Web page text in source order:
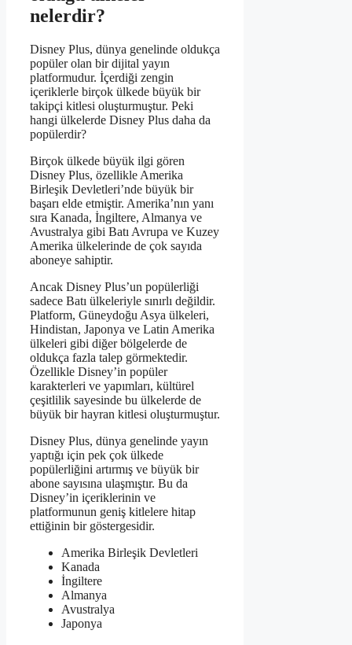
nelerdir?
Disney Plus, dünya genelinde oldukça
popüler olan bir dijital yayın
platformudur. İçerdiği zengin
içeriklerle birçok ülkede büyük bir
takipçi kitlesi oluşturmuştur. Peki
hangi ülkelerde Disney Plus daha da
popülerdir?
Birçok ülkede büyük ilgi gören
Disney Plus, özellikle Amerika
Birleşik Devletleri’nde büyük bir
başarı elde etmiştir. Amerika’nın yanı
sıra Kanada, İngiltere, Almanya ve
Avustralya gibi Batı Avrupa ve Kuzey
Amerika ülkelerinde de çok sayıda
aboneye sahiptir.
Ancak Disney Plus’un popülerliği
sadece Batı ülkeleriyle sınırlı değildir.
Platform, Güneydoğu Asya ülkeleri,
Hindistan, Japonya ve Latin Amerika
ülkeleri gibi diğer bölgelerde de
oldukça fazla talep görmektedir.
Özellikle Disney’in popüler
karakterleri ve yapımları, kültürel
çeşitlilik sayesinde bu ülkelerde de
büyük bir hayran kitlesi oluşturmuştur.
Disney Plus, dünya genelinde yayın
yaptığı için pek çok ülkede
popülerliğini artırmış ve büyük bir
abone sayısına ulaşmıştır. Bu da
Disney’in içeriklerinin ve
platformunun geniş kitlelere hitap
ettiğinin bir göstergesidir.
Amerika Birleşik Devletleri
Kanada
İngiltere
Almanya
Avustralya
Japonya